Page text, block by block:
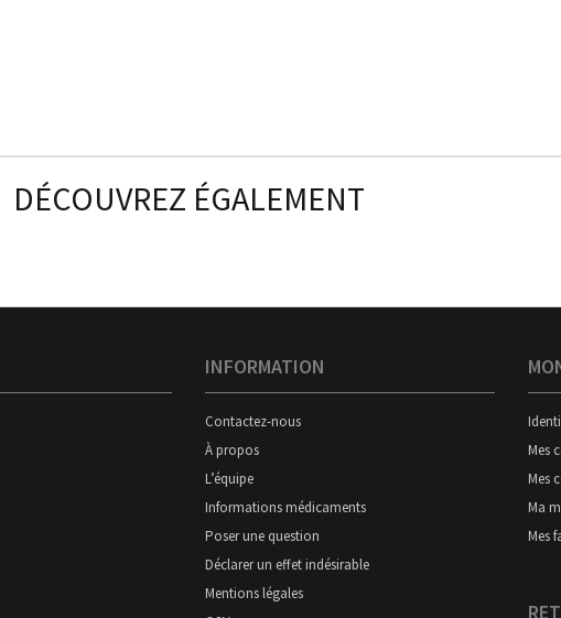
DÉCOUVREZ ÉGALEMENT
INFORMATION
Contactez-nous
À propos
L’équipe
Informations médicaments
Poser une question
Déclarer un effet indésirable
Mentions légales
Mes
Mes
Ma
Mes